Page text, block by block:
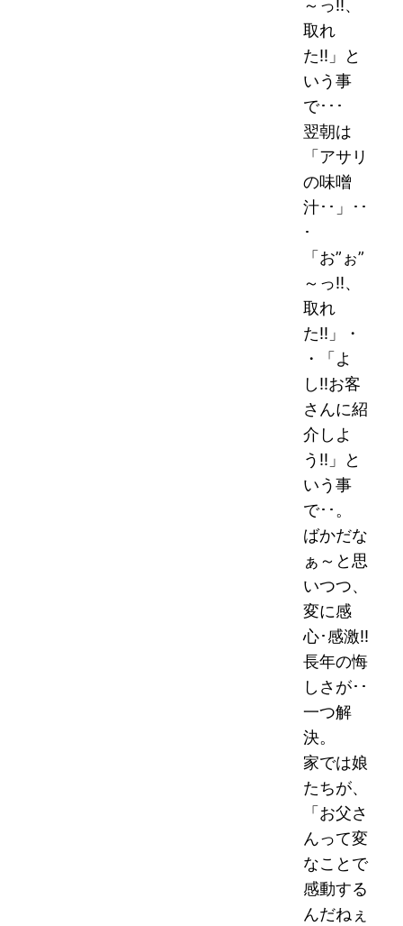
～っ!!、
取れ
た!!」と
いう事
で･･･
翌朝は
「アサリ
の味噌
汁･･」
･･
･
「お”ぉ”
～っ!!、
取れ
た!!」・
・「よ
し!!お客
さんに紹
介しよ
う!!」と
いう事
で･･。
ばかだな
ぁ～と思
いつつ、
変に感
心･感激!!
長年の悔
しさが･･
一つ解
決。
家では娘
たちが、
「お父さ
んって変
なことで
感動する
んだねぇ